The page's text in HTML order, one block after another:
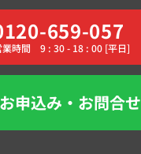
659-057
業時間 9 : 30 - 18 : 00 [平日]
申込み・お問合せ